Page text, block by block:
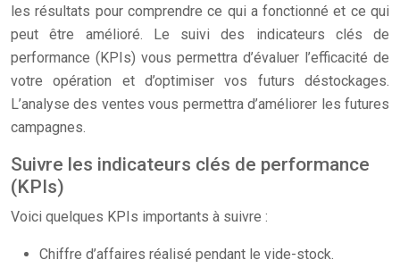
les résultats pour comprendre ce qui a fonctionné et ce qui
peut être amélioré. Le suivi des indicateurs clés de
performance (KPIs) vous permettra d’évaluer l’efficacité de
votre opération et d’optimiser vos futurs déstockages.
L’analyse des ventes vous permettra d’améliorer les futures
campagnes.
Suivre les indicateurs clés de performance
(KPIs)
Voici quelques KPIs importants à suivre :
Chiffre d’affaires réalisé pendant le vide-stock.